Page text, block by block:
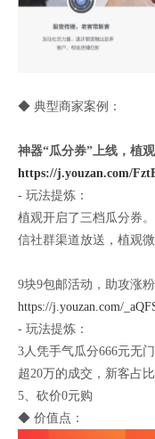
◆ 典型商家案例：
神器“瓜分券”上线，植
https://j.youzan.com/
- 玩法提炼：
植观开启了三档瓜分券
信社群渠道放送，植观
9块9包邮活动，助攻涨
https://j.youzan.com/
- 玩法提炼：
3人凭手气瓜分666元无
超20万的成交，新客占比
5、砍价0元购
◆ 价值点：